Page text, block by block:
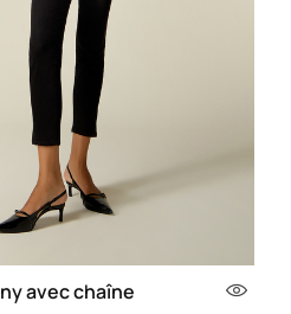
avec chaîne